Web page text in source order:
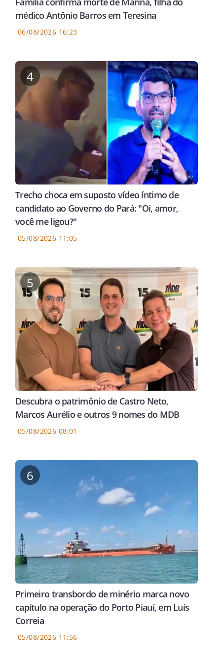
de Rafael
IDEB em
acesso à
PROPOSTAS
Professora Lourdes Melo
defende garantia de meios
para autodefesa dos
médico Antônio Barros em Teresina
06/08/2026 16:23
4
Trecho choca em suposto vídeo íntimo de
candidato ao Governo do Pará: "Oi, amor,
você me ligou?"
05/08/2026 11:05
5
Descubra o patrimônio de Castro Neto,
Marcos Aurélio e outros 9 nomes do MDB
05/08/2026 08:01
6
Primeiro transbordo de minério marca novo
capítulo na operação do Porto Piauí, em Luís
Correia
05/08/2026 11:56